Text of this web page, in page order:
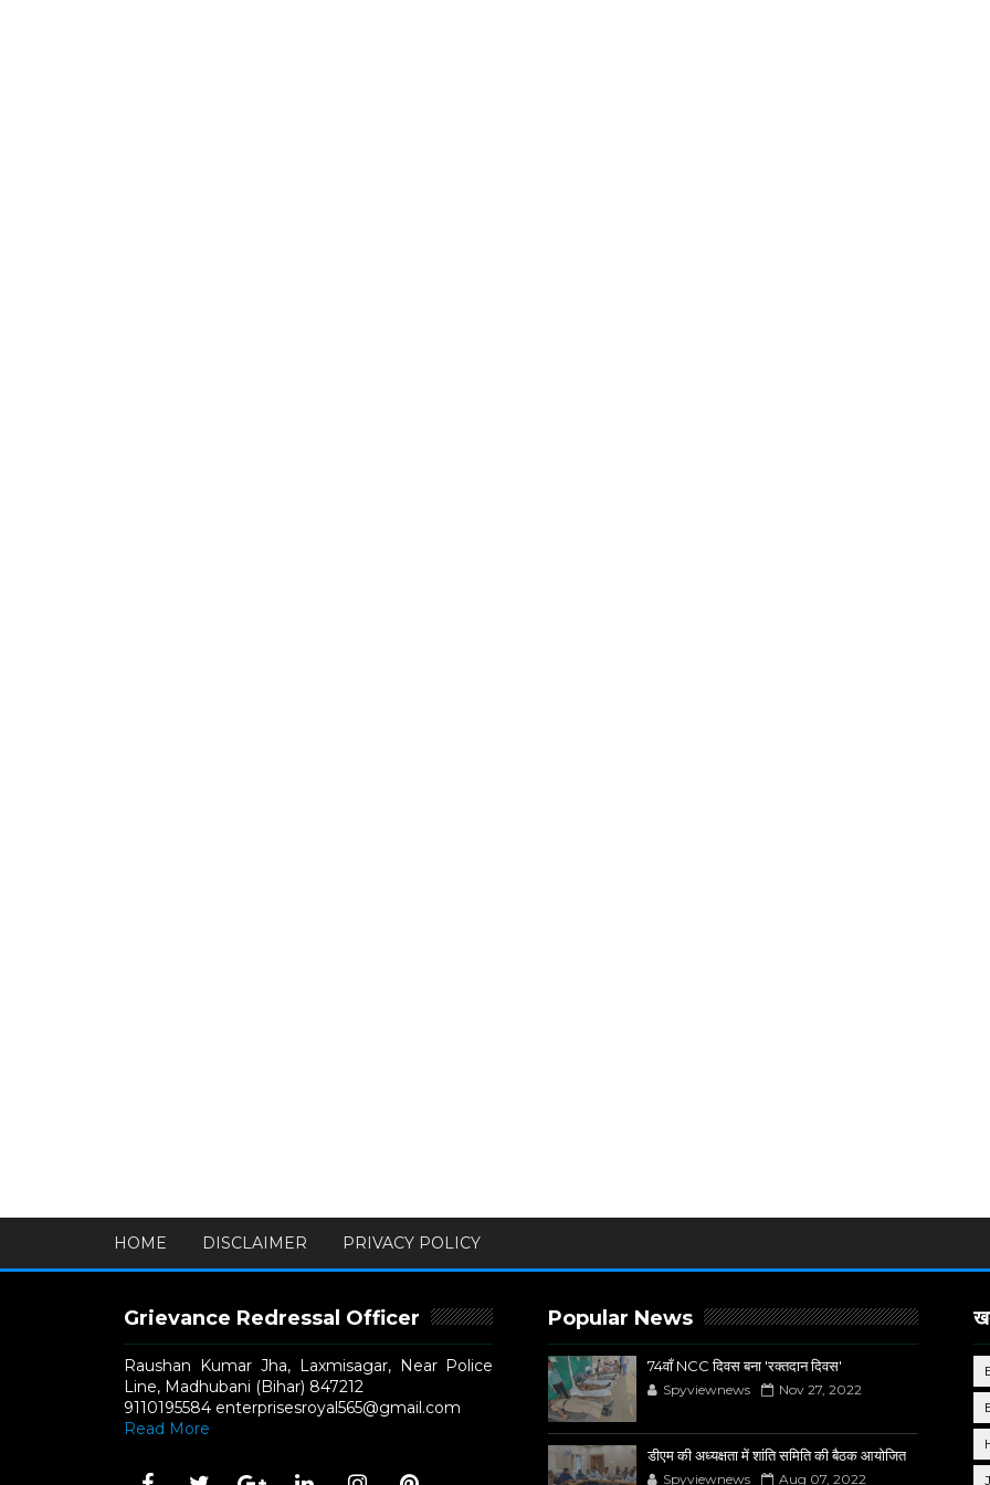
HOME DISCLAIMER PRIVACY POLICY
Grievance Redressal Officer
Raushan Kumar Jha, Laxmisagar, Near Police
Line, Madhubani (Bihar) 847212
9110195584 enterprisesroyal565@gmail.com
Read More
Popular News
74वाँ NCC दिवस बना 'रक्तदान दिवस'
Spyviewnews Nov 27, 2022
डीएम की अध्यक्षता में शांति समिति की बैठक आयोजित
Spyviewnews Aug 07, 2022